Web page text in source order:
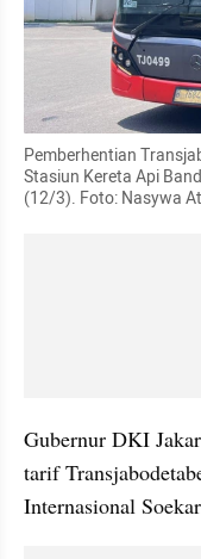
Pemberhentian
Stasiun Kereta Api
(12/3). Foto: Nasywa
Gubernur DKI
tarif
Internasional